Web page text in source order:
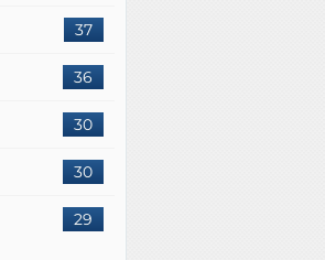
37
36
30
30
29